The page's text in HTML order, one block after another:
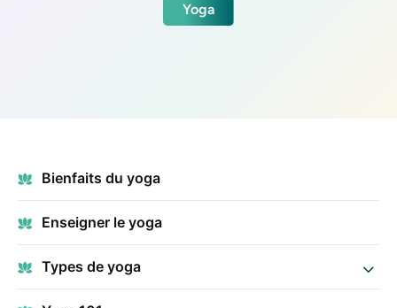
Yoga
Bienfaits du yoga
Enseigner le yoga
Types de yoga